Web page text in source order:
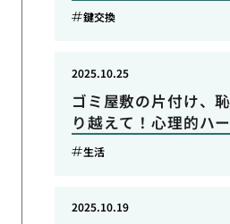
鍵交換
ゴミ屋敷の片付け、
り越えて！心理的ハ
2025.10.25
生活
2025.10.19